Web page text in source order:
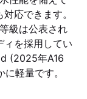
応できます。
級は公表され
ィを採用してい
(2025年A16
軽量です。